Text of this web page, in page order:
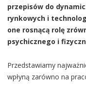
przepisów do
rynkowych i
one rosnącą rolę
psychicznego i
Przedstawiamy
wpłyną zarówno na